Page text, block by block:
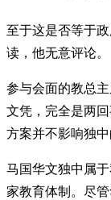
至于这是否等于
读，他无意评论。
参与会面的教总
文凭，完全是两
方案并不影响独中
马国华文独中属
家教育体制。尽